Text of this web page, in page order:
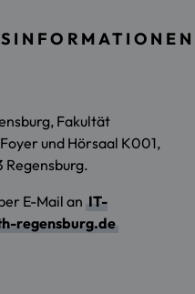
Fakultät
und Hörsaal K001,
E-Mail an IT-
regensburg.de